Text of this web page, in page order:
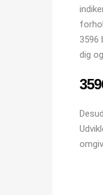
3596
dig